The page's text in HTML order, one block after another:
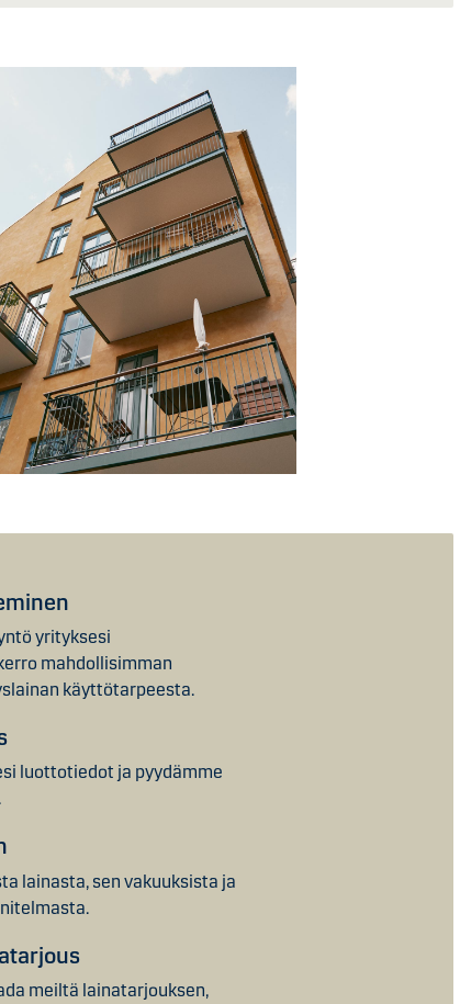
yrityksesi
mahdollisimman
käyttötarpeesta.
luottotiedot ja pyydämme
lainasta, sen vakuuksista ja
meiltä lainatarjouksen,